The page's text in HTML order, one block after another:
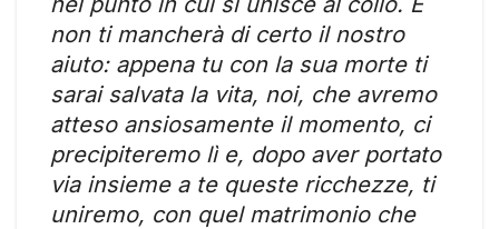
non ti mancherà di certo il nostro
aiuto: appena tu con la sua morte ti
sarai salvata la vita, noi, che avremo
atteso ansiosamente il momento, ci
precipiteremo lì e, dopo aver portato
via insieme a te queste ricchezze, ti
uniremo, con quel matrimonio che